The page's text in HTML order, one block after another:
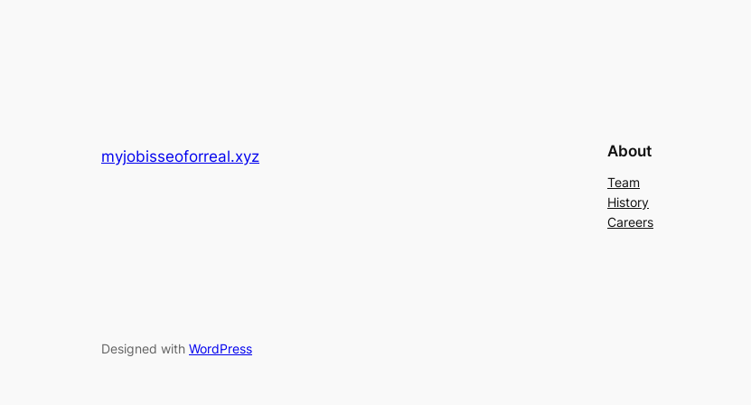
myjobisseoforreal.xyz About
Team
History
Careers
Designed with WordPress